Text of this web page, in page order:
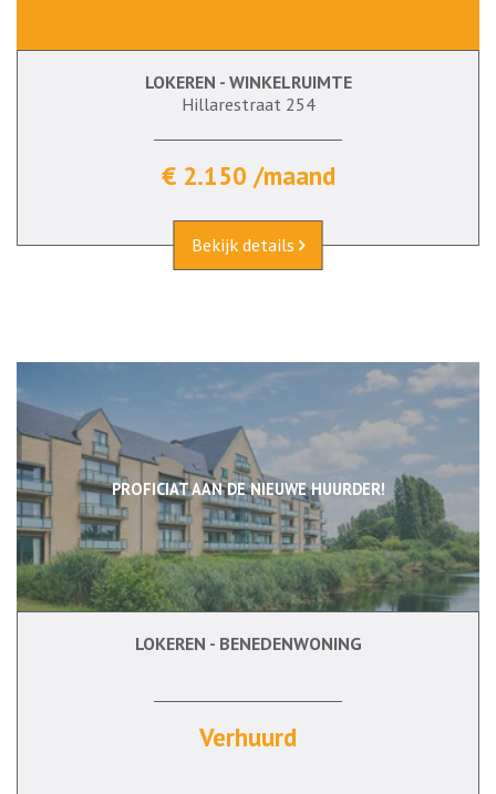
LOKEREN - WINKELRUIMTE
Hillarestraat 254
€ 2.150 /maand
Bekijk details
PROFICIAT AAN DE NIEUWE HUURDER!
96 m² 2 Ja
LOKEREN - BENEDENWONING
Verhuurd